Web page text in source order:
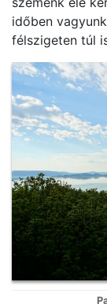
időben
félszigeten túl